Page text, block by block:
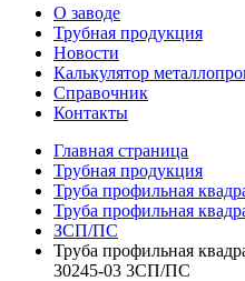
О заводе
Трубная продукция
Новости
Калькулятор
Справочник
Контакты
Главная страница
Трубная продукция
Труба профильная
Труба профильная
ЗСП/ПС
Труба профильная
30245-03 3СП/ПС